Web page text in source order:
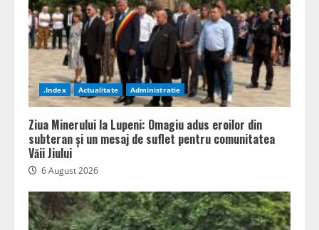
.Index Actualitate Administratie
Ziua Minerului la Lupeni: Omagiu adus eroilor din
subteran și un mesaj de suflet pentru comunitatea
Văii Jiului
6 August 2026